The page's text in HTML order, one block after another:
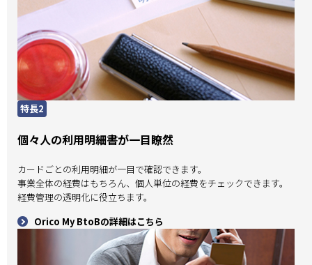
特長2
個々人の利用明細書が一目瞭然
カードごとの利用明細が一目で確認できます。
事業全体の経費はもちろん、個人単位の経費をチェックできます。
経費管理の透明化に役立ちます。
Orico My BtoBの詳細はこちら